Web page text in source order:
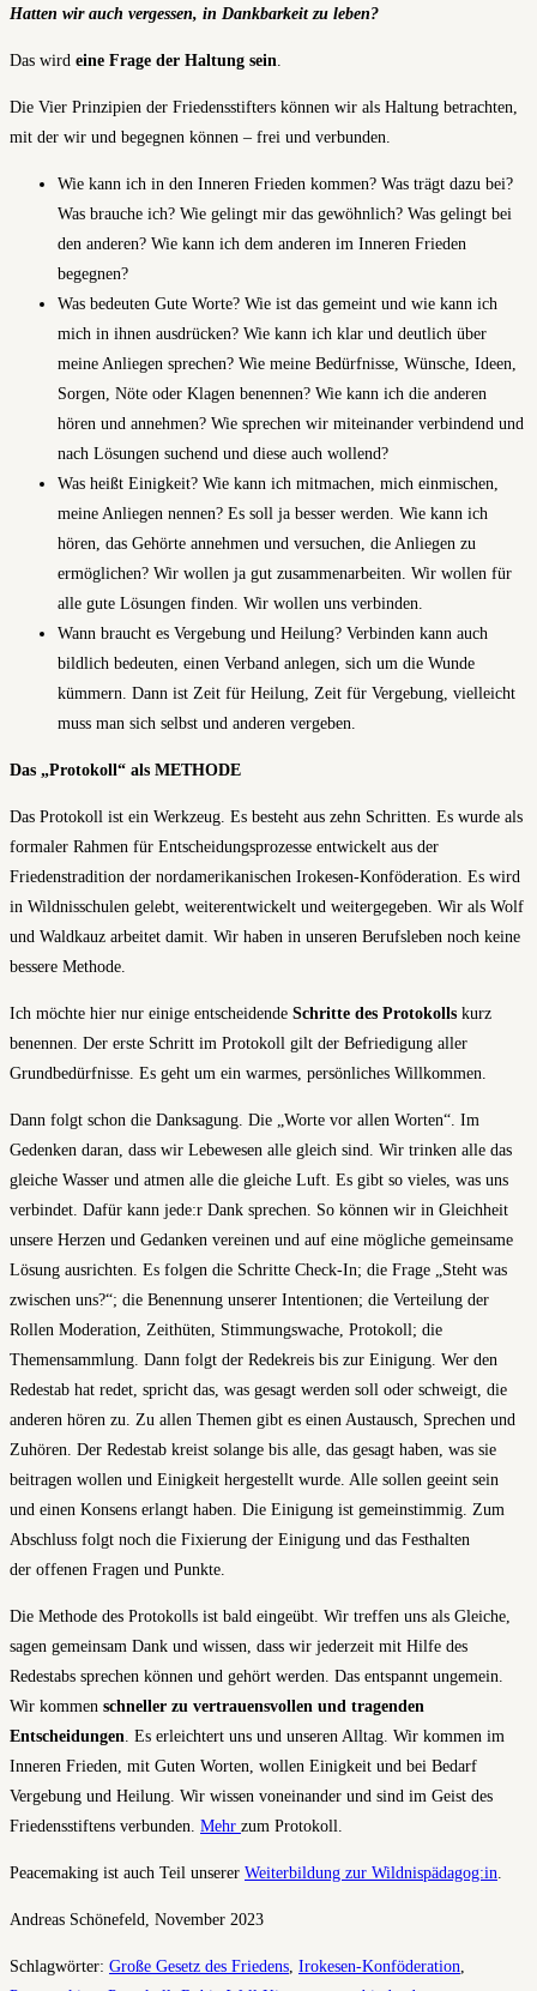
Hatten wir auch vergessen, in Dankbarkeit zu leben?
Das wird eine Frage der Haltung sein.
Die Vier Prinzipien der Friedensstifters können wir als Haltung betrachten,
mit der wir und begegnen können – frei und verbunden.
Wie kann ich in den Inneren Frieden kommen? Was trägt dazu bei?
Was brauche ich? Wie gelingt mir das gewöhnlich? Was gelingt bei
den anderen? Wie kann ich dem anderen im Inneren Frieden
begegnen?
Was bedeuten Gute Worte? Wie ist das gemeint und wie kann ich
mich in ihnen ausdrücken? Wie kann ich klar und deutlich über
meine Anliegen sprechen? Wie meine Bedürfnisse, Wünsche, Ideen,
Sorgen, Nöte oder Klagen benennen? Wie kann ich die anderen
hören und annehmen? Wie sprechen wir miteinander verbindend und
nach Lösungen suchend und diese auch wollend?
Was heißt Einigkeit? Wie kann ich mitmachen, mich einmischen,
meine Anliegen nennen? Es soll ja besser werden. Wie kann ich
hören, das Gehörte annehmen und versuchen, die Anliegen zu
ermöglichen? Wir wollen ja gut zusammenarbeiten. Wir wollen für
alle gute Lösungen finden. Wir wollen uns verbinden.
Wann braucht es Vergebung und Heilung? Verbinden kann auch
bildlich bedeuten, einen Verband anlegen, sich um die Wunde
kümmern. Dann ist Zeit für Heilung, Zeit für Vergebung, vielleicht
muss man sich selbst und anderen vergeben.
Das „Protokoll“ als METHODE
Das Protokoll ist ein Werkzeug. Es besteht aus zehn Schritten. Es wurde als
formaler Rahmen für Entscheidungsprozesse entwickelt aus der
Friedenstradition der nordamerikanischen Irokesen-Konföderation. Es wird
in Wildnisschulen gelebt, weiterentwickelt und weitergegeben. Wir als Wolf
und Waldkauz arbeitet damit. Wir haben in unseren Berufsleben noch keine
bessere Methode.
Ich möchte hier nur einige entscheidende Schritte des Protokolls kurz
benennen. Der erste Schritt im Protokoll gilt der Befriedigung aller
Grundbedürfnisse. Es geht um ein warmes, persönliches Willkommen.
Dann folgt schon die Danksagung. Die „Worte vor allen Worten“. Im
Gedenken daran, dass wir Lebewesen alle gleich sind. Wir trinken alle das
gleiche Wasser und atmen alle die gleiche Luft. Es gibt so vieles, was uns
verbindet. Dafür kann jede:r Dank sprechen. So können wir in Gleichheit
unsere Herzen und Gedanken vereinen und auf eine mögliche gemeinsame
Lösung ausrichten. Es folgen die Schritte Check-In; die Frage „Steht was
zwischen uns?“; die Benennung unserer Intentionen; die Verteilung der
Rollen Moderation, Zeithüten, Stimmungswache, Protokoll; die
Themensammlung. Dann folgt der Redekreis bis zur Einigung. Wer den
Redestab hat redet, spricht das, was gesagt werden soll oder schweigt, die
anderen hören zu. Zu allen Themen gibt es einen Austausch, Sprechen und
Zuhören. Der Redestab kreist solange bis alle, das gesagt haben, was sie
beitragen wollen und Einigkeit hergestellt wurde. Alle sollen geeint sein
und einen Konsens erlangt haben. Die Einigung ist gemeinstimmig. Zum
Abschluss folgt noch die Fixierung der Einigung und das Festhalten
der offenen Fragen und Punkte.
Die Methode des Protokolls ist bald eingeübt. Wir treffen uns als Gleiche,
sagen gemeinsam Dank und wissen, dass wir jederzeit mit Hilfe des
Redestabs sprechen können und gehört werden. Das entspannt ungemein.
Wir kommen schneller zu vertrauensvollen und tragenden
Entscheidungen. Es erleichtert uns und unseren Alltag. Wir kommen im
Inneren Frieden, mit Guten Worten, wollen Einigkeit und bei Bedarf
Vergebung und Heilung. Wir wissen voneinander und sind im Geist des
Friedensstiftens verbunden. Mehr zum Protokoll.
Peacemaking ist auch Teil unserer Weiterbildung zur Wildnispädagog:in.
Andreas Schönefeld, November 2023
Schlagwörter: Große Gesetz des Friedens, Irokesen-Konföderation,